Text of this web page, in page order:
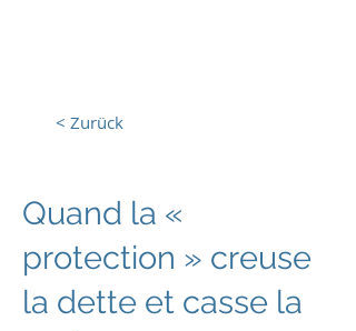
< Zurück
Quand la «
protection » creuse
la dette et casse la